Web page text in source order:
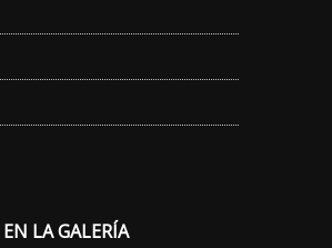
LA GALERÍA